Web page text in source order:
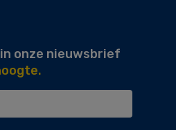
onze nieuwsbrief